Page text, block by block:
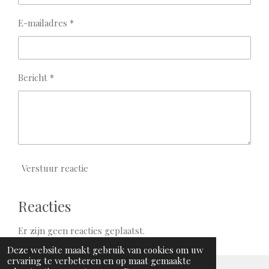
Deze website maakt gebruik van cookies om uw
ervaring te verbeteren en op maat gemaakte
E-mailadres *
Bericht *
Verstuur reactie
Reacties
Er zijn geen reacties geplaatst.